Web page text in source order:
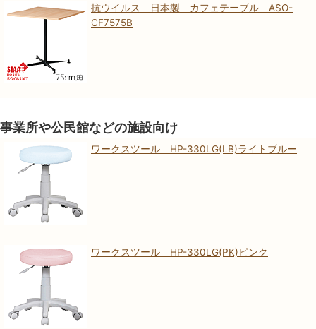
抗ウイルス 日本製 カフェテーブル ASO-
CF7575B
事業所や公民館などの施設向け
ワークスツール HP-330LG(LB)ライトブルー
ワークスツール HP-330LG(PK)ピンク